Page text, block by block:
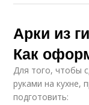
Арки из
Как
Для того, чтобы
руками на кухне,
подготовить: